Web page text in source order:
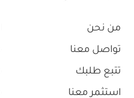
من نحن
تواصل معنا
تتبع طلبك
استثمر معنا